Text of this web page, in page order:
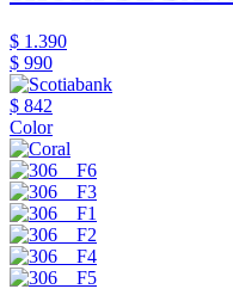
$ 1.390
$ 990
$ 842
Color